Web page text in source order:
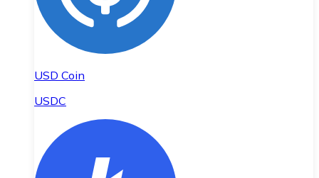
USD Coin
USDC